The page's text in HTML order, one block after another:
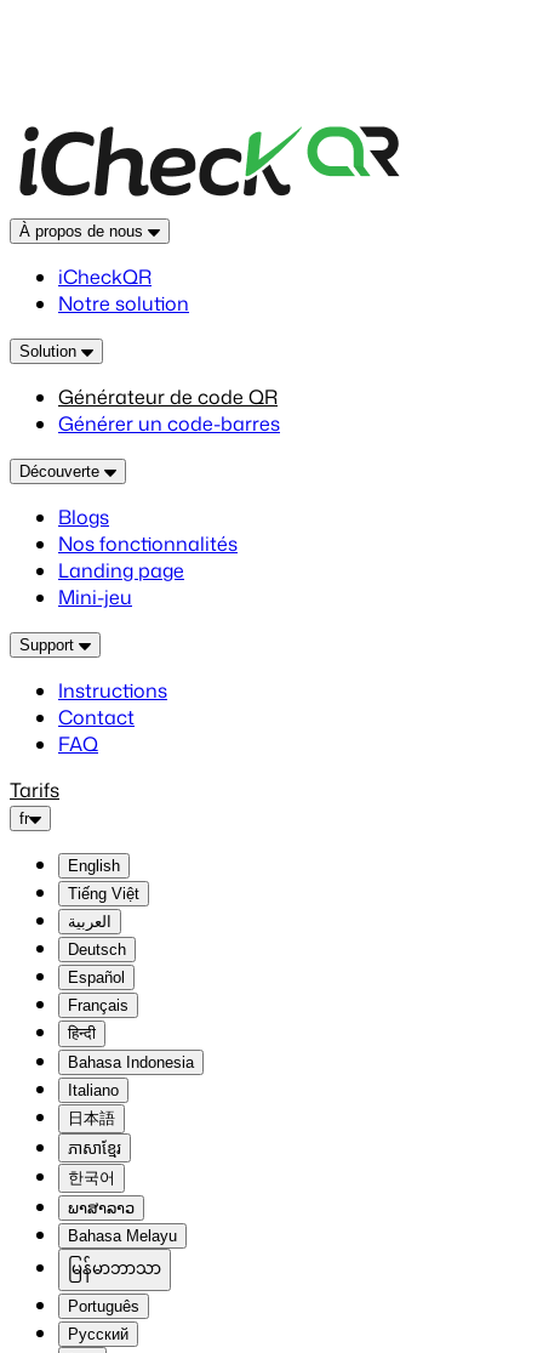
À propos de nous
iCheckQR
Notre solution
Solution
Générateur de code QR
Générer un code-barres
Découverte
Blogs
Nos fonctionnalités
Landing page
Mini-jeu
Support
Instructions
Contact
FAQ
Tarifs
fr
English
Tiếng Việt
العربية
Deutsch
Español
Français
हिन्दी
Bahasa Indonesia
Italiano
日本語
ភាសាខ្មែរ
한국어
ພາສາລາວ
Bahasa Melayu
မြန်မာဘာသာ
Português
Русский